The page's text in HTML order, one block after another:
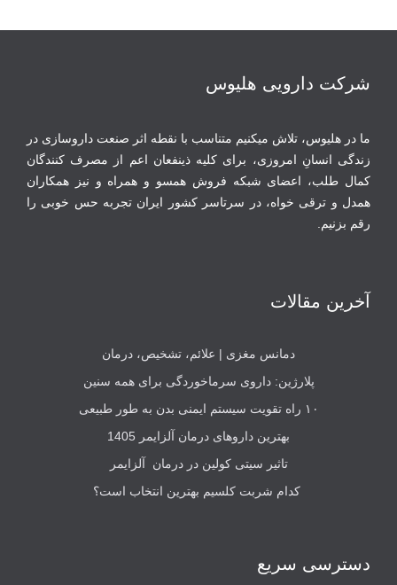
شرکت دارویی هلیوس
ما در هلیوس، تلاش می‏کنیم متناسب با نقطه‏ اثر صنعت داروسازی در
زندگی انسانِ امروزی، برای کلیه ذینفعان اعم از مصرف‏ کنندگان
‏کمال طلب، اعضای شبکه فروش همسو و همراه و نیز همکاران
همدل و ترقی‏ خواه، در سرتاسر کشور ایران تجربه حس خوبی را
رقم بزنیم.
آخرین مقالات
دمانس مغزی | علائم، تشخیص، درمان
پلارژین: داروی سرماخوردگی برای همه سنین
۱۰ راه تقویت سیستم ایمنی بدن به طور طبیعی
بهترین داروهای درمان آلزایمر 1405
تاثیر سیتی کولین در درمان آلزایمر
کدام شربت کلسیم بهترین انتخاب است؟
دسترسی سریع